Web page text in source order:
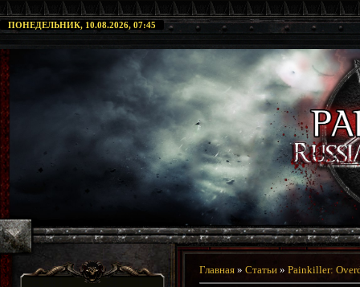
ПОНЕДЕЛЬНИК, 10.08.2026, 07:45
Главная » Статьи » Painkiller: